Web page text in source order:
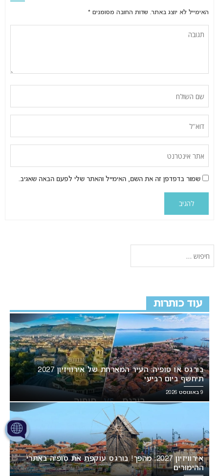
האימייל לא יוצג באתר. שדות החובה מסומנים *
שמור בדפדפן זה את השם, האימייל והאתר שלי לפעם הבאה שאגיב.
עוד כותרות
בורגס או סופיה: העיר המארחת של אירוויזיון 2027
תיחשף ביום רביעי
9 באוגוסט 2026
אירוויזיון 2027: מהפך! בורגס עוקפת את סופיה באתרי
ההימורים